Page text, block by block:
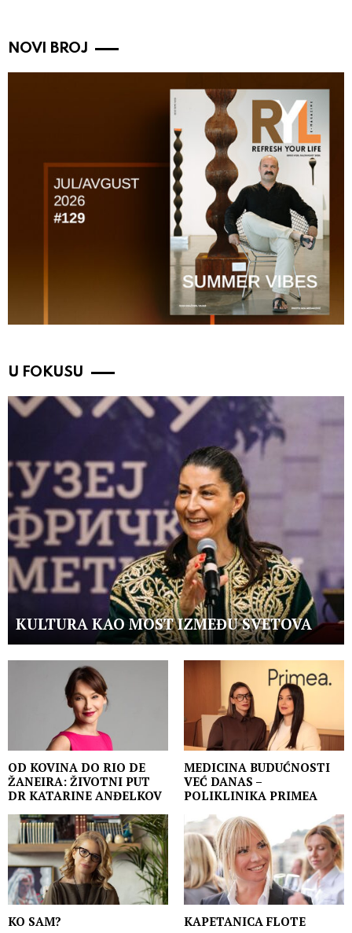
NOVI BROJ
U FOKUSU
KULTURA KAO MOST IZMEĐU SVETOVA
OD KOVINA DO RIO DE
ŽANEIRA: ŽIVOTNI PUT
DR KATARINE ANĐELKOV
MEDICINA BUDUĆNOSTI
VEĆ DANAS –
POLIKLINIKA PRIMEA
KO SAM? KAPETANICA FLOTE